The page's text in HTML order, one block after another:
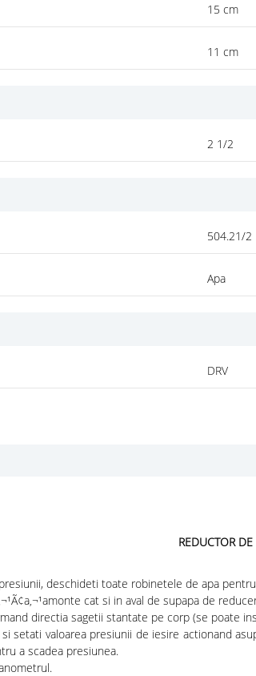
15 cm
11 cm
2 1/2
504.21/2
Apa
DRV
REDUCTOR
deschideti toate robinetele de apa
cat si in aval de supapa de
directia sagetii stantate pe corp (se poate
setati valoarea presiunii de iesire actionand
a scadea presiunea.